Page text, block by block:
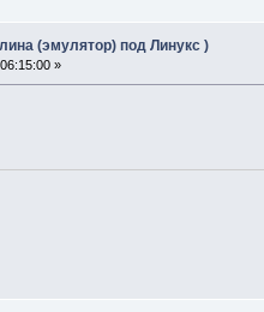
(эмулятор) под Линукс )
»